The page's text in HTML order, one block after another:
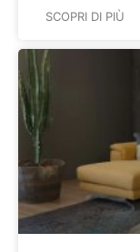
SCOPRI DI PIÙ